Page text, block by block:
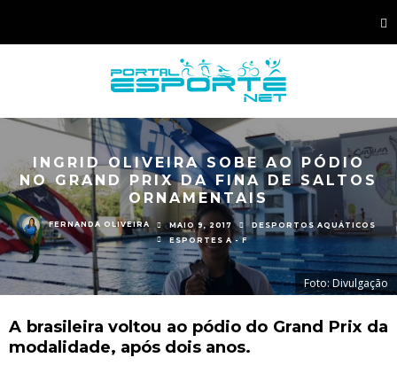
INGRID OLIVEIRA SOBE AO PÓDIO
NO GRAND PRIX DA FINA DE SALTOS
ORNAMENTAIS
FERNANDA OLIVEIRA MAIO 9, 2017
DESPORTOS AQUÁTICOS
ESPORTES A - F
Foto: Divulgação
A brasileira voltou ao pódio do Grand Prix da
modalidade, após dois anos.